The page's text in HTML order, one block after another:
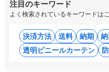
注目のキーワード
よく検索されているキーワードは
決済方法 送料 納期
透明ビニールカーテン